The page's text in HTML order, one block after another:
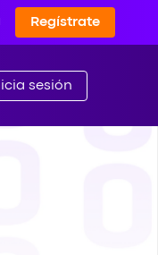
Regístrate
sesión